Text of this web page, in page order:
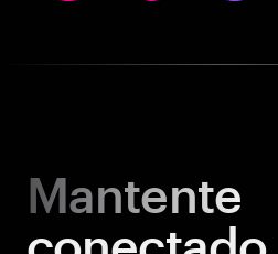
Mantente